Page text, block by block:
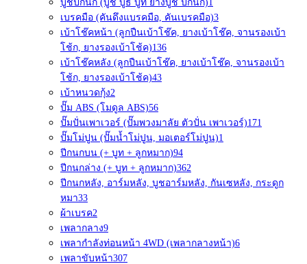
บูชปีกนก (บู๊ช บูธ บูท ยางบูช ปีกนก)
เบรคมือ (คันดึงแบรคมือ, คันเบรคมือ)3
เบ้าโช๊คหน้า (ลูกปืนเบ้าโช๊ค, ยางเบ้าโช๊ค, จานรองเบ้า
โช้ก, ยางรองเบ้าโช้ค)136
เบ้าโช๊คหลัง (ลูกปืนเบ้าโช๊ค, ยางเบ้าโช๊ค, จานรองเบ้า
โช้ก, ยางรองเบ้าโช้ค)43
เบ้าหนวดกุ้ง2
ปั๊ม ABS (โมดูล ABS)56
ปั๊มปั่นเพาเวอร์ (ปั๊มพวงมาลัย ตัวปั่น เพาเวอร์)171
ปั๊มโม่ปูน (ปั๊มน้ำโม่ปูน, มอเตอร์โม่ปูน)1
ปีกนกบน (+ บูท + ลูกหมาก)94
ปีกนกล่าง (+ บูท + ลูกหมาก)362
ปีกนกหลัง, อาร์มหลัง, บูชอาร์มหลัง, กันเซหลัง, กระดูก
หมา33
ผ้าเบรค2
เพลากลาง9
เพลากำลังท่อนหน้า 4WD (เพลากลางหน้า)6
เพลาขับหน้า307